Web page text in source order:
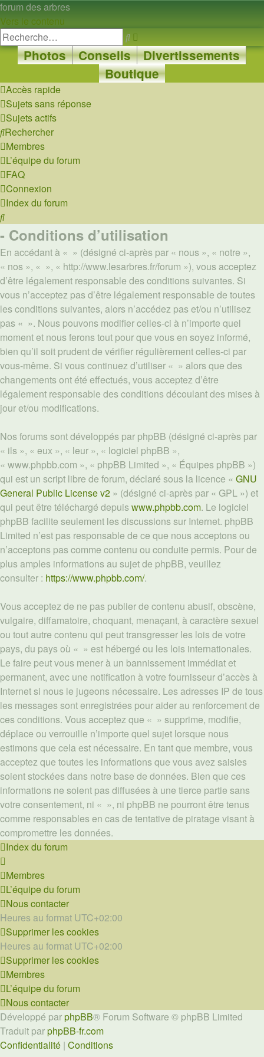
forum des arbres
Vers le contenu
Rechercher
avancée
Photos Conseils
Divertissements
Boutique
Accès rapide
Sujets sans réponse
Sujets actifs
Rechercher
Membres
L’équipe du forum
FAQ
Connexion
Index du forum
Rechercher
- Conditions d’utilisation
En accédant à « » (désigné ci-après par « nous », « notre »,
« nos », « », « http://www.lesarbres.fr/forum »), vous acceptez
d’être légalement responsable des conditions suivantes. Si
vous n’acceptez pas d’être légalement responsable de toutes
les conditions suivantes, alors n’accédez pas et/ou n’utilisez
pas « ». Nous pouvons modifier celles-ci à n’importe quel
moment et nous ferons tout pour que vous en soyez informé,
bien qu’il soit prudent de vérifier régulièrement celles-ci par
vous-même. Si vous continuez d’utiliser « » alors que des
changements ont été effectués, vous acceptez d’être
légalement responsable des conditions découlant des mises à
jour et/ou modifications.
Nos forums sont développés par phpBB (désigné ci-après par
« ils », « eux », « leur », « logiciel phpBB »,
« www.phpbb.com », « phpBB Limited », « Équipes phpBB »)
qui est un script libre de forum, déclaré sous la licence « GNU
General Public License v2 » (désigné ci-après par « GPL ») et
qui peut être téléchargé depuiswww.phpbb.com. Le logiciel
phpBB facilite seulement les discussions sur Internet. phpBB
Limited n’est pas responsable de ce que nous acceptons ou
n’acceptons pas comme contenu ou conduite permis. Pour de
plus amples informations au sujet de phpBB, veuillez
consulter : https://www.phpbb.com/.
Vous acceptez de ne pas publier de contenu abusif, obscène,
vulgaire, diffamatoire, choquant, menaçant, à caractère sexuel
ou tout autre contenu qui peut transgresser les lois de votre
pays, du pays où « » est hébergé ou les lois internationales.
Le faire peut vous mener à un bannissement immédiat et
permanent, avec une notification à votre fournisseur d’accès à
Internet si nous le jugeons nécessaire. Les adresses IP de tous
les messages sont enregistrées pour aider au renforcement de
ces conditions. Vous acceptez que « » supprime, modifie,
déplace ou verrouille n’importe quel sujet lorsque nous
estimons que cela est nécessaire. En tant que membre, vous
acceptez que toutes les informations que vous avez saisies
soient stockées dans notre base de données. Bien que ces
informations ne soient pas diffusées à une tierce partie sans
votre consentement, ni « », ni phpBB ne pourront être tenus
comme responsables en cas de tentative de piratage visant à
compromettre les données.
Index du forum
Membres
L’équipe du forum
Nous contacter
Heures au format UTC+02:00
Supprimer les cookies
Heures au format UTC+02:00
Supprimer les cookies
Membres
L’équipe du forum
Nous contacter
Développé parphpBB® Forum Software © phpBB Limited
Traduit parphpBB-fr.com
Confidentialité | Conditions